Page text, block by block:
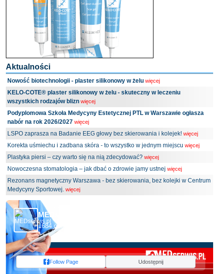
Aktualności
Nowość biotechnologii - plaster silikonowy w żelu więcej
KELO-COTE® plaster silikonowy w żelu - skuteczny w leczeniu
wszystkich rodzajów blizn więcej
Podyplomowa Szkoła Medycyny Estetycznej PTL w Warszawie ogłasza
nabór na rok 2026/2027 więcej
LSPO zaprasza na Badanie EEG głowy bez skierowania i kolejek! więcej
Korekta uśmiechu i zadbana skóra - to wszystko w jednym miejscu więcej
Plastyka piersi – czy warto się na nią zdecydować? więcej
Nowoczesna stomatologia – jak dbać o zdrowie jamy ustnej więcej
Rezonans magnetyczny Warszawa - bez skierowania, bez kolejki w Centrum
Medycyny Sportowej. więcej
MEDserwis.pl - Ogólnopolski Portal Medyczny
1684 obserwujących
Follow Page Udostępnij